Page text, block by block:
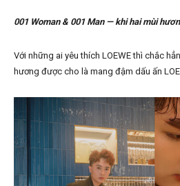
001 Woman & 001 Man — khi hai mùi
Với những ai yêu thích LOEWE thì chắc
hương được cho là mang đậm dấu ấn